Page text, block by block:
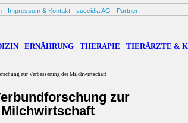
- Impressum & Kontakt - succidia AG - Partner
ERNÄHRUNG THERAPIE TIERÄRZTE &
zur Verbesserung der Milchwirtschaft
zur